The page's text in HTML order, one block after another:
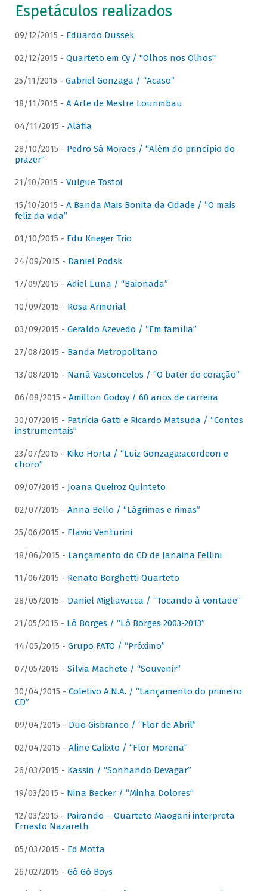
Espetáculos realizados
09/12/2015 - Eduardo Dussek
02/12/2015 - Quarteto em Cy / "Olhos nos Olhos"
25/11/2015 - Gabriel Gonzaga / “Acaso”
18/11/2015 - A Arte de Mestre Lourimbau
04/11/2015 - Aláfia
28/10/2015 - Pedro Sá Moraes / “Além do princípio do
prazer”
21/10/2015 - Vulgue Tostoi
15/10/2015 - A Banda Mais Bonita da Cidade / “O mais
feliz da vida”
01/10/2015 - Edu Krieger Trio
24/09/2015 - Daniel Podsk
17/09/2015 - Adiel Luna / “Baionada”
10/09/2015 - Rosa Armorial
03/09/2015 - Geraldo Azevedo / “Em família”
27/08/2015 - Banda Metropolitano
13/08/2015 - Naná Vasconcelos / “O bater do coração”
06/08/2015 - Amilton Godoy / 60 anos de carreira
30/07/2015 - Patrícia Gatti e Ricardo Matsuda / “Contos
instrumentais”
23/07/2015 - Kiko Horta / “Luiz Gonzaga:acordeon e
choro”
09/07/2015 - Joana Queiroz Quinteto
02/07/2015 - Anna Bello / “Lágrimas e rimas”
25/06/2015 - Flavio Venturini
18/06/2015 - Lançamento do CD de Janaina Fellini
11/06/2015 - Renato Borghetti Quarteto
28/05/2015 - Daniel Migliavacca / “Tocando à vontade”
21/05/2015 - Lô Borges / “Lô Borges 2003-2013”
14/05/2015 - Grupo FATO / “Próximo”
07/05/2015 - Sílvia Machete / “Souvenir”
30/04/2015 - Coletivo A.N.A. / “Lançamento do primeiro
CD”
09/04/2015 - Duo Gisbranco / “Flor de Abril”
02/04/2015 - Aline Calixto / “Flor Morena”
26/03/2015 - Kassin / “Sonhando Devagar”
19/03/2015 - Nina Becker / “Minha Dolores”
12/03/2015 - Pairando – Quarteto Maogani interpreta
Ernesto Nazareth
05/03/2015 - Ed Motta
26/02/2015 - Gó Gó Boys